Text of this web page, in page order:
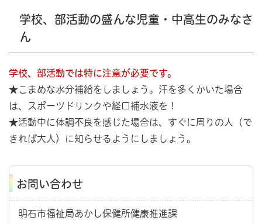
学校、部活動の盛んな児童・中高生のみなさ
ん
学校、部活動では特に注意が必要です。
★こまめな水分補給をしましょう。汗を多くかいた場合
は、スポーツドリンクや経口補水液を！
★活動中に体調不良を感じた場合は、すぐに周りの人（で
きれば大人）に知らせるようにしましょう。
お問い合わせ
明石市福祉局あかし保健所健康推進課